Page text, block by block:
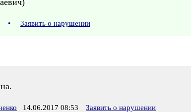
• Заявить о нарушении
14.06.2017 08:53 Заявить о нарушении